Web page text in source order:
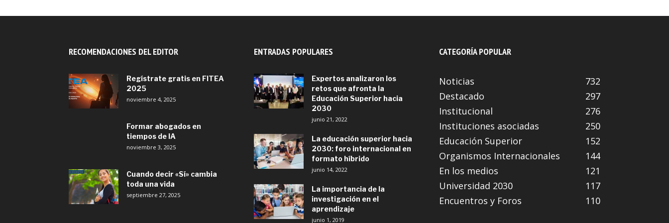
RECOMENDACIONES DEL EDITOR
Regístrate gratis en FITEA
2025
noviembre 4, 2025
Formar abogados en
tiempos de IA
noviembre 3, 2025
Cuando decir «Sí» cambia
toda una vida
septiembre 27, 2025
ENTRADAS POPULARES
Expertos analizaron los
retos que afronta la
Educación Superior hacia
2030
junio 21, 2022
La educación superior hacia
2030: foro internacional en
formato híbrido
junio 14, 2022
La importancia de la
investigación en el
aprendizaje
junio 1, 2019
CATEGORÍA POPULAR
Noticias
732
Destacado
297
Institucional
276
Instituciones asociadas
250
Educación Superior
152
Organismos Internacionales
144
En los medios
121
Universidad 2030
117
Encuentros y Foros
110